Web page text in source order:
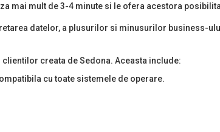
mai mult de 3-4 minute si le ofera acestora
datelor, a plusurilor si minusurilor business-
creata de Sedona. Aceasta include:
cu toate sistemele de operare.